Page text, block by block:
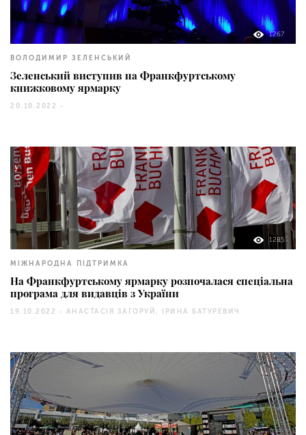
1267
ВОЛОДИМИР ЗЕЛЕНСЬКИЙ
Зеленський виступив на Франкфуртському
книжковому ярмарку
20.10.2022 -
1285
МІЖНАРОДНА ПІДТРИМКА
На Франкфуртському ярмарку розпочалася спеціальна
програма для видавців з України
19.10.2022 - АНАСТАСІЯ ЗАГОРУЙ, ІРИНА БАТУРЕВИЧ